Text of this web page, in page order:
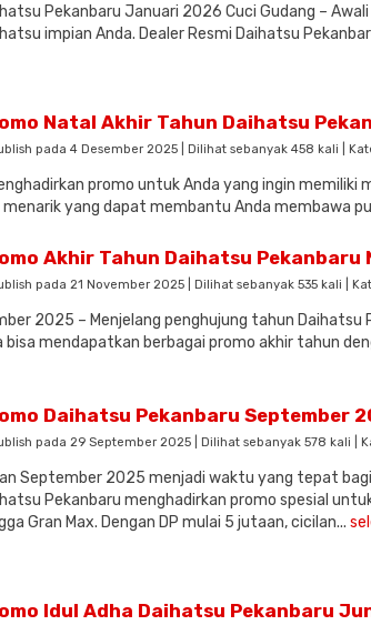
Pekanbaru Januari 2026 Cuci Gudang –
impian Anda. Dealer Resmi Daihatsu
Natal Akhir Tahun Daihatsu
pada 4 Desember 2025 | Dilihat sebanyak 458 kali |
promo untuk Anda yang ingin memiliki
yang dapat membantu Anda membawa
Akhir Tahun Daihatsu Pekanbaru
pada 21 November 2025 | Dilihat sebanyak 535 kali |
2025 – Menjelang penghujung tahun
mendapatkan berbagai promo akhir tahun
Daihatsu Pekanbaru September
pada 29 September 2025 | Dilihat sebanyak 578 kali |
September 2025 menjadi waktu yang tepat
Pekanbaru menghadirkan promo spesial
Gran Max. Dengan DP mulai 5 jutaan, cicilan...
Idul Adha Daihatsu Pekanbaru